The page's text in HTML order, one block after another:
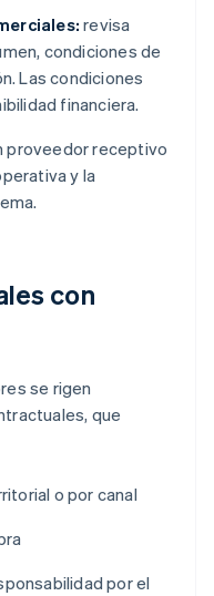
revisa
condiciones de
Las condiciones
financiera.
proveedor receptivo
y la
con
se rigen
que
o por canal
por el